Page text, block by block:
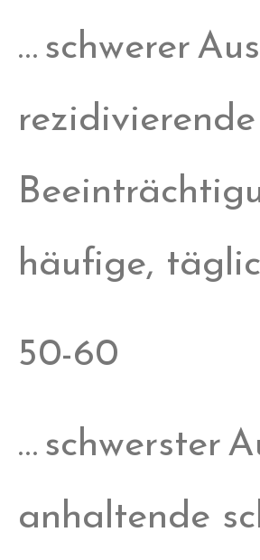
… schwerer
häufige,
50-60
… schwerster
anhaltende